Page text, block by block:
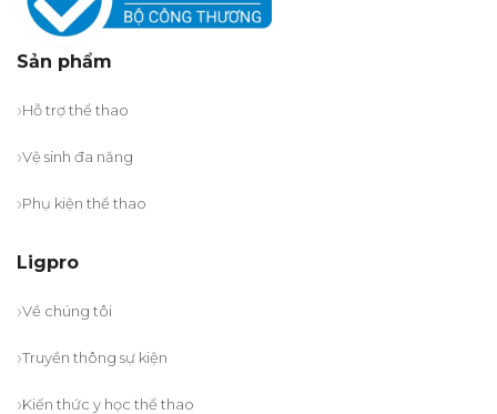
Sản phẩm
Hỗ trợ thể thao
Vệ sinh đa năng
Phụ kiện thể thao
Ligpro
Về chúng tôi
Truyền thông sự kiện
Kiến thức y học thể thao